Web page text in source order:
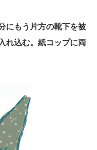
にもう片方の靴下を被
れ込む。紙コップに両